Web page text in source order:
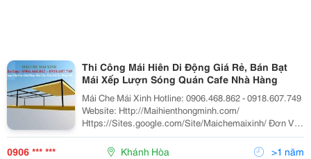
Thi Công Mái Hiên Di Động Giá Rẻ, Bán Bạt
Mái Xếp Lượn Sóng Quán Cafe Nhà Hàng
Mái Che Mái Xinh Hotline: 0906.468.862 - 0918.607.749
Website: Http://Maihienthongminh.com/
Https://Sites.google.com/Site/Maichemaixinh/ Đơn Vị
Làm Mái Hiên Di Động, Mái Xếp Uy Tín Mái Xinh Là Đơn
Vị Tiên Phong Hàng Đầu Trong Việc Sản
0906 *** *** Khánh Hòa >1 năm